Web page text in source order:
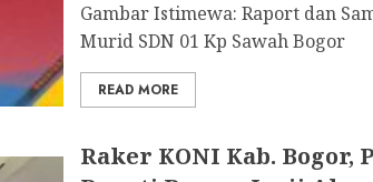
Gambar Istimewa: Raport dan
Murid SDN 01 Kp Sawah Bogor
READ MORE
Raker KONI Kab. Bogor,